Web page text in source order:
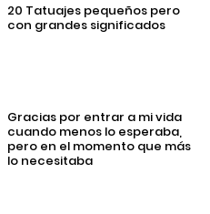
20 Tatuajes pequeños pero
con grandes significados
Gracias por entrar a mi vida
cuando menos lo esperaba,
pero en el momento que más
lo necesitaba